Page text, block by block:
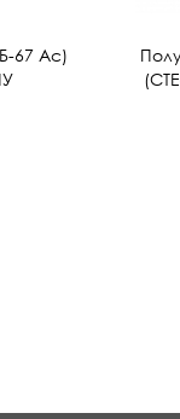
67 Ас)